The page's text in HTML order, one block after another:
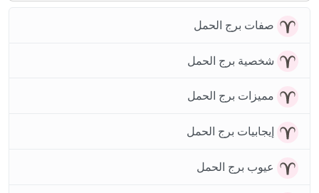
صفات برج الحمل
شخصية برج الحمل
مميزات برج الحمل
إيجابيات برج الحمل
عيوب برج الحمل